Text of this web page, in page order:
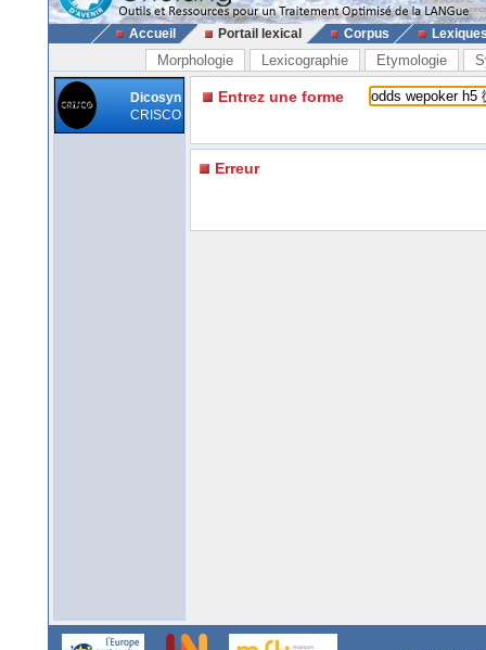
Accueil Portail lexical Corpus
Morphologie Lexicographie Etymologie
Dicosyn
CRISCO
Entrez une forme
Erreur